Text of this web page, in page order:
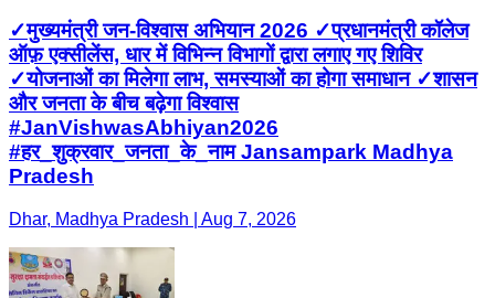
#हर_शुक्रवार_जनता_के_नाम Jansampark Madhya
Pradesh
Dhar, Madhya Pradesh | Aug 7, 2026